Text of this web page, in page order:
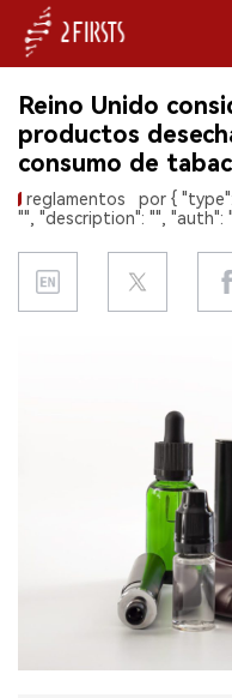
INICIO
EMPRESA
REGULACIÓN
Reino Unido
productos
consumo de
reglamentos
por {
"", "description": "", "auth":